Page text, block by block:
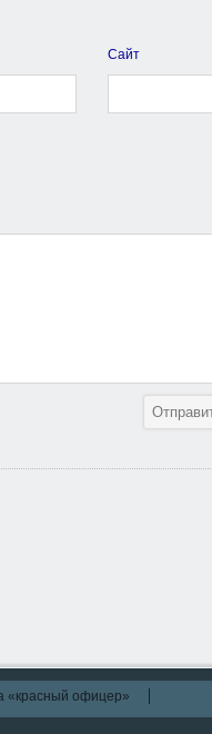
Сайт
«красный офицер»